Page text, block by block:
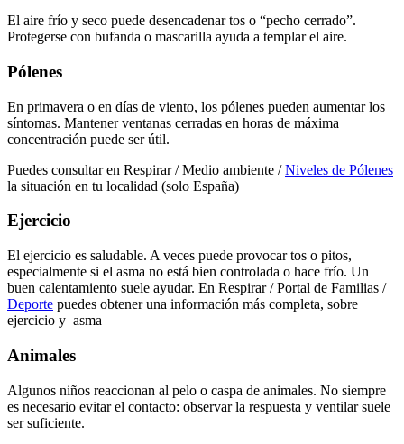
El aire frío y seco puede desencadenar tos o “pecho cerrado”.
Protegerse con bufanda o mascarilla ayuda a templar el aire.
Pólenes
En primavera o en días de viento, los pólenes pueden aumentar los
síntomas. Mantener ventanas cerradas en horas de máxima
concentración puede ser útil.
Puedes consultar en Respirar / Medio ambiente /Niveles de Pólenes
la situación en tu localidad (solo España)
Ejercicio
El ejercicio es saludable. A veces puede provocar tos o pitos,
especialmente si el asma no está bien controlada o hace frío. Un
buen calentamiento suele ayudar. En Respirar / Portal de Familias /
Deporte puedes obtener una información más completa, sobre
ejercicio y asma
Animales
Algunos niños reaccionan al pelo o caspa de animales. No siempre
es necesario evitar el contacto: observar la respuesta y ventilar suele
ser suficiente.